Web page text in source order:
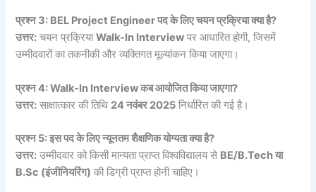
प्रश्न 3: BEL Project Engineer पद के लिए चयन प्रक्रिया क्या है?
उत्तर: चयन प्रक्रियाWalk-In Interview पर आधारित होगी, जिसमें
उम्मीदवारों का तकनीकी और व्यक्तिगत मूल्यांकन किया जाएगा।
प्रश्न 4: Walk-In Interview कब आयोजित किया जाएगा?
उत्तर: साक्षात्कार की तिथि 24 नवंबर 2025 निर्धारित की गई है।
प्रश्न 5: इस पद के लिए न्यूनतम शैक्षणिक योग्यता क्या है?
उत्तर: उम्मीदवार को किसी मान्यता प्राप्त विश्वविद्यालय से BE/B.Tech या
B.Sc (इंजीनियरिंग) की डिग्री प्राप्त होनी चाहिए।